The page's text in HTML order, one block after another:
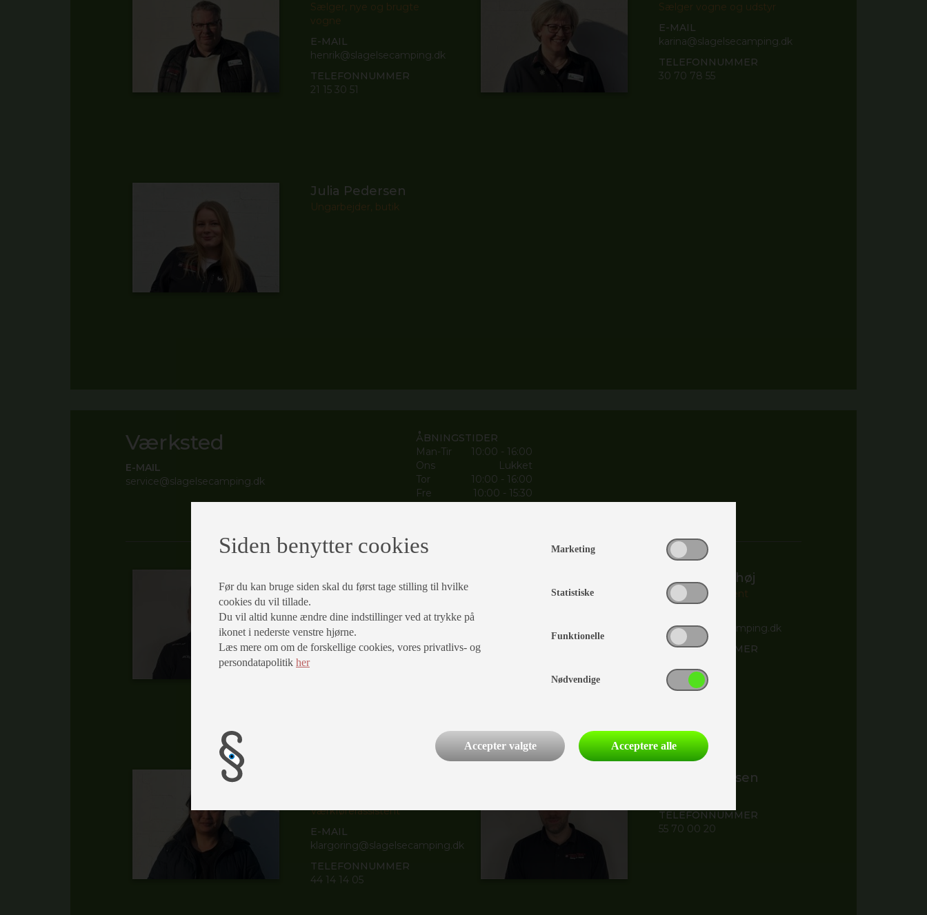
Sælger, nye og brugte
vogne
E-MAIL
henrik@slagelsecamping.dk
TELEFONNUMMER
21 15 30 51
Sælger vogne og udstyr
E-MAIL
karina@slagelsecamping.dk
TELEFONNUMMER
30 70 78 55
Julia Pedersen
Ungarbejder, butik
Værksted
E-MAIL
service@slagelsecamping.dk
ÅBNINGSTIDER
Man-Tir
10:00 - 16:00
Ons
Lukket
Tor
10:00 - 16:00
Fre
10:00 - 15:30
Værkfører
E-MAIL
skade@slagelsecamping.dk
TELEFONNUMMER
29 44 26 64
Laila Lykkeshøj
Værkførerassistent
laila@slagelsecamping.dk
TELEFONNUMMER
Værkførerassistent
E-MAIL
klargoring@slagelsecamping.dk
TELEFONNUMMER
44 14 14 05
Allan Johansen
TELEFONNUMMER
55 70 00 20
Siden benytter cookies
Før du kan bruge siden skal du først tage stilling til hvilke
cookies du vil tillade.
Du vil altid kunne ændre dine indstillinger ved at trykke på
ikonet i nederste venstre hjørne.
Læs mere om om de forskellige cookies, vores privatlivs- og
persondatapolitik her
Marketing
Statistiske
Funktionelle
Nødvendige
Accepter valgte Acceptere alle